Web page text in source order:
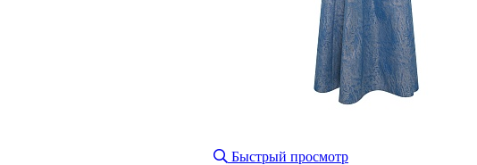
Быстрый просмотр